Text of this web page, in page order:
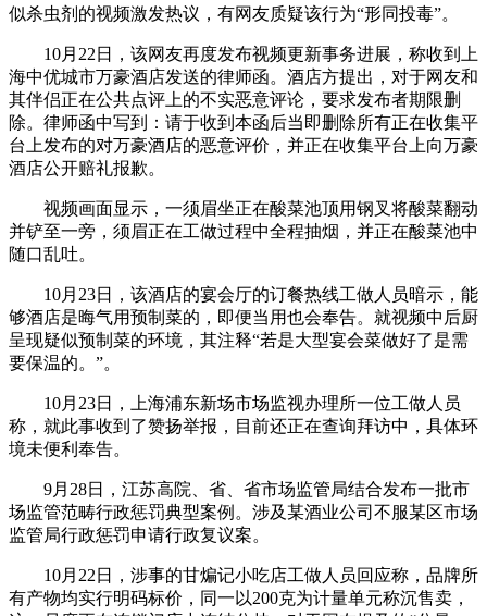
似杀虫剂的视频激发热议，有网友质疑该行为“形同投毒”。
10月22日，该网友再度发布视频更新事务进展，称收到上
海中优城市万豪酒店发送的律师函。酒店方提出，对于网友和
其伴侣正在公共点评上的不实恶意评论，要求发布者期限删
除。律师函中写到：请于收到本函后当即删除所有正在收集平
台上发布的对万豪酒店的恶意评价，并正在收集平台上向万豪
酒店公开赔礼报歉。
视频画面显示，一须眉坐正在酸菜池顶用钢叉将酸菜翻动
并铲至一旁，须眉正在工做过程中全程抽烟，并正在酸菜池中
随口乱吐。
10月23日，该酒店的宴会厅的订餐热线工做人员暗示，能
够酒店是晦气用预制菜的，即便当用也会奉告。就视频中后厨
呈现疑似预制菜的环境，其注释“若是大型宴会菜做好了是需
要保温的。”。
10月23日，上海浦东新场市场监视办理所一位工做人员
称，就此事收到了赞扬举报，目前还正在查询拜访中，具体环
境未便利奉告。
9月28日，江苏高院、省、省市场监管局结合发布一批市
场监管范畴行政惩罚典型案例。涉及某酒业公司不服某区市场
监管局行政惩罚申请行政复议案。
10月22日，涉事的甘煸记小吃店工做人员回应称，品牌所
有产物均实行明码标价，同一以200克为计量单元称沉售卖，